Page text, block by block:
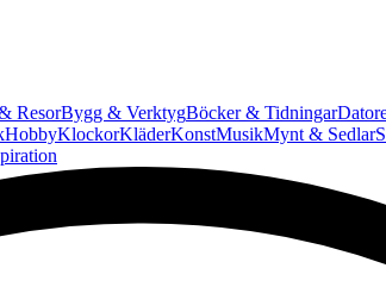
ResorBygg & VerktygBöcker & Tidningar
HobbyKlockorKläderKonstMusikMynt & Sedlar